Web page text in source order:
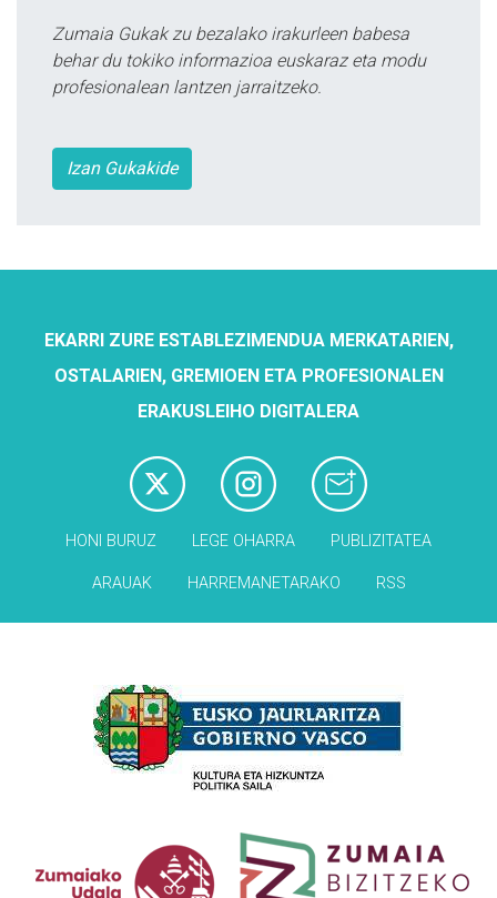
Zumaia Gukak zu bezalako irakurleen babesa
behar du tokiko informazioa euskaraz eta modu
profesionalean lantzen jarraitzeko.
Izan Gukakide
EKARRI ZURE ESTABLEZIMENDUA MERKATARIEN,
OSTALARIEN, GREMIOEN ETA PROFESIONALEN
ERAKUSLEIHO DIGITALERA
HONI BURUZ LEGE OHARRA PUBLIZITATEA
ARAUAK HARREMANETARAKO RSS